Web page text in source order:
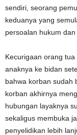
sendiri, seorang
keduanya yang
persoalan hukum
Kecurigaan orang
anaknya ke bidan
bahwa korban sudah
korban akhirnya
hubungan layaknya
sekaligus membuka
penyelidikan lebih